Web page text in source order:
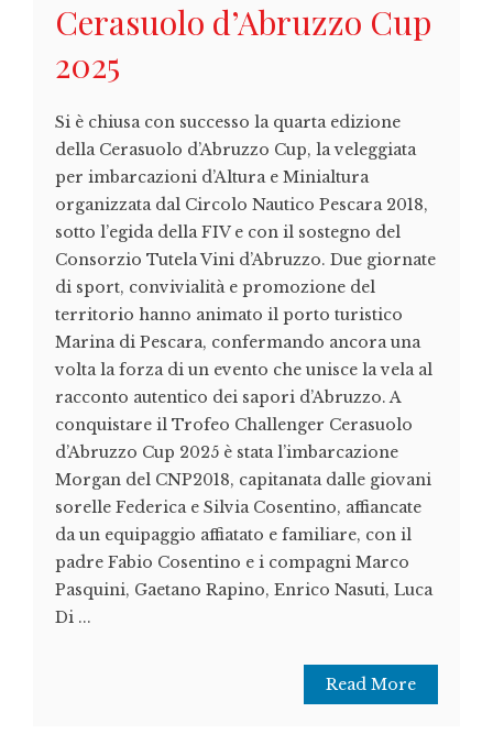
Cerasuolo d’Abruzzo Cup
2025
Si è chiusa con successo la quarta edizione
della Cerasuolo d’Abruzzo Cup, la veleggiata
per imbarcazioni d’Altura e Minialtura
organizzata dal Circolo Nautico Pescara 2018,
sotto l’egida della FIV e con il sostegno del
Consorzio Tutela Vini d’Abruzzo. Due giornate
di sport, convivialità e promozione del
territorio hanno animato il porto turistico
Marina di Pescara, confermando ancora una
volta la forza di un evento che unisce la vela al
racconto autentico dei sapori d’Abruzzo. A
conquistare il Trofeo Challenger Cerasuolo
d’Abruzzo Cup 2025 è stata l’imbarcazione
Morgan del CNP2018, capitanata dalle giovani
sorelle Federica e Silvia Cosentino, affiancate
da un equipaggio affiatato e familiare, con il
padre Fabio Cosentino e i compagni Marco
Pasquini, Gaetano Rapino, Enrico Nasuti, Luca
Di ...
Read More